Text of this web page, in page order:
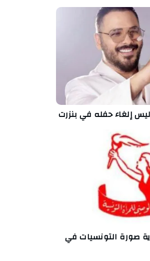
إلغاء حفله في بنزرت
صورة التونسيات في